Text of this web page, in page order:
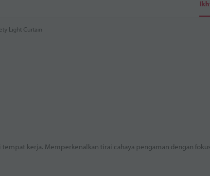
Light Curtain
kerja. Memperkenalkan tirai cahaya pengaman dengan